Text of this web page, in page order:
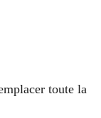
toute la